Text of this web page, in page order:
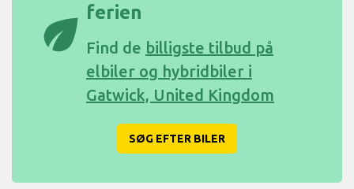
eco ferien
Find de billigste tilbud på
elbiler og hybridbiler i
Gatwick, United Kingdom
SØG EFTER BILER